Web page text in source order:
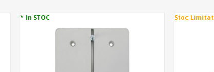
* In STOC Stoc Limitat